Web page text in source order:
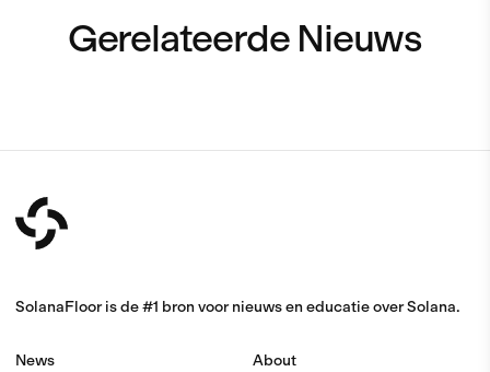
Gerelateerde Nieuws
SolanaFloor is de #1 bron voor nieuws en educatie over Solana.
News About